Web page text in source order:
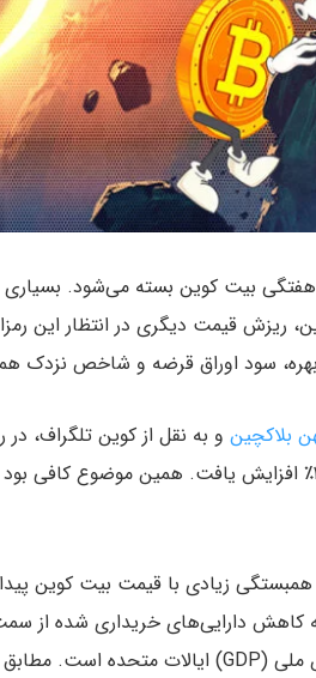
بیت کوین بسته می‌شود. بسیاری
ریزش قیمت دیگری در انتظار این
سود اوراق قرضه و شاخص نزدک همگی
بلاکچین
زیادی با قیمت بیت کوین پیدا